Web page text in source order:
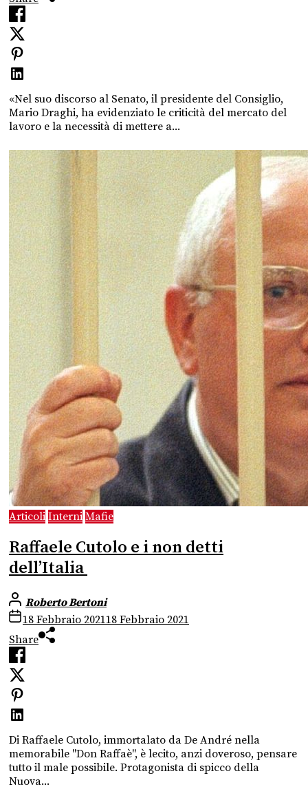
«Nel suo discorso al Senato, il presidente del Consiglio,
Mario Draghi, ha evidenziato le criticità del mercato del
lavoro e la necessità di mettere a...
Articoli Interni Mafie
Raffaele Cutolo e i non detti
dell’Italia
Roberto Bertoni
18 Febbraio 202118 Febbraio 2021
Share
Di Raffaele Cutolo, immortalato da De André nella
memorabile "Don Raffaè", è lecito, anzi doveroso, pensare
tutto il male possibile. Protagonista di spicco della
Nuova...